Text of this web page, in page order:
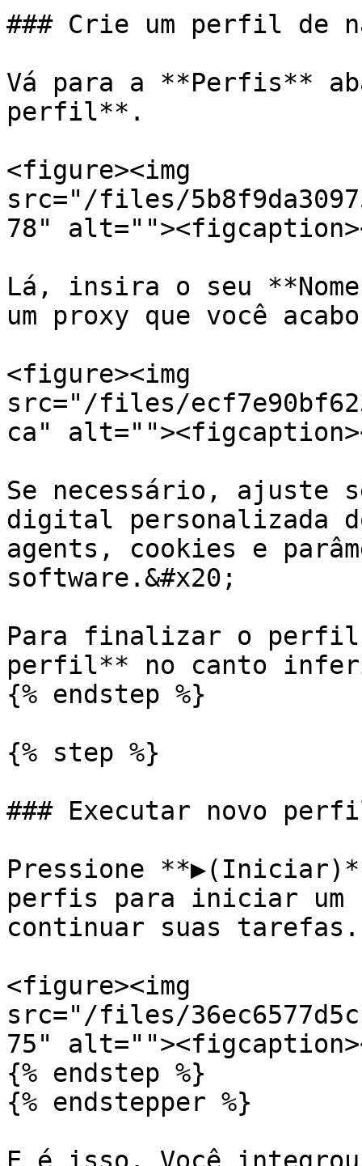
### Crie um perfil de
Vá para a **Perfis**
perfil**.
<figure><img
src="/files/
78"
Lá, insira o seu
um proxy que você
<figure><img
src="/files/
ca"
Se necessário, ajuste
digital personalizada
agents, cookies e
software.&#x20;
Para finalizar o
perfil** no canto
{% endstep %}
{% step %}
### Executar novo
Pressione
perfis para iniciar um
continuar suas tarefas.
<figure><img
src="/files/
75"
{% endstep %}
{% endstepper %}